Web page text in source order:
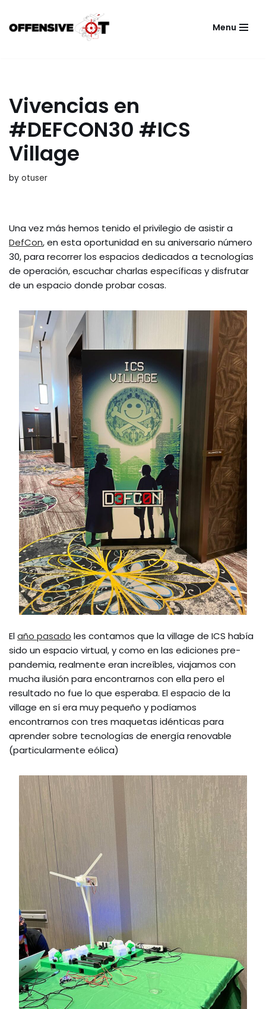
Skip
Menu
Vivencias en
#DEFCON30 #ICS
Village
by otuser
Una vez más hemos tenido el privilegio de asistir a
DefCon, en esta oportunidad en su aniversario número
30, para recorrer los espacios dedicados a tecnologías
de operación, escuchar charlas específicas y disfrutar
de un espacio donde probar cosas.
Elaño pasado les contamos que la village de ICS había
sido un espacio virtual, y como en las ediciones pre-
pandemia, realmente eran increíbles, viajamos con
mucha ilusión para encontrarnos con ella pero el
resultado no fue lo que esperaba. El espacio de la
village en sí era muy pequeño y podíamos
encontrarnos con tres maquetas idénticas para
aprender sobre tecnologías de energía renovable
(particularmente eólica)